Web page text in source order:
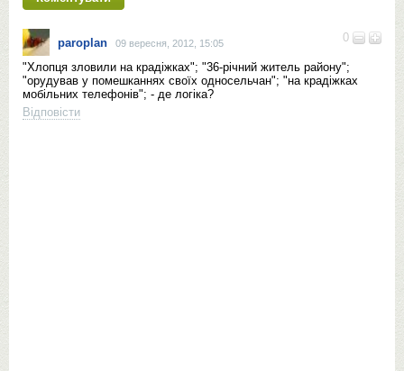
0
paroplan 09 вересня, 2012, 15:05
"Хлопця зловили на крадіжках"; "36-річний житель району";
"орудував у помешканнях своїх односельчан"; "на крадіжках
мобільних телефонів"; - де логіка?
Відповісти